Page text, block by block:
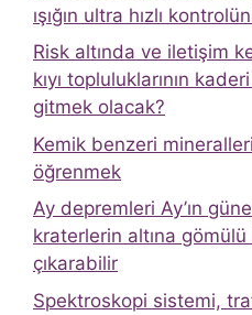
ışığın ultra hızlı
Risk altında ve iletişim
kıyı topluluklarının
gitmek olacak?
Kemik benzeri
öğrenmek
Ay depremleri Ay’ın
kraterlerin altına
çıkarabilir
Spektroskopi sistemi,